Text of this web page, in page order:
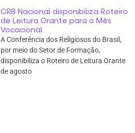
CRB Nacional disponibiliza Roteiro
de Leitura Orante para o Mês
Vocacional
A Conferência dos Religiosos do Brasil,
por meio do Setor de Formação,
disponibiliza o Roteiro de Leitura Orante
de agosto